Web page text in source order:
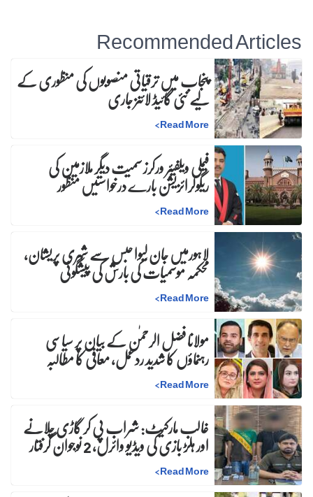
Recommended Articles
پنجاب میں ترقیاتی منصوبوں کی منظوری کے
لیے نئی گائیڈ لائنز جاری
Read More
>
فیملی ویلفیئر ورکرز سمیت دیگر ملازمین کی
ریگولرائزیشن بارے درخواستیں منظور
Read More
>
لاہورمیں جان لیوا حبس سے شہری پریشان،
محکمہ موسمیات کی بارش کی پیشگوئی
Read More
>
مولانا فضل الرحمٰن کے بیان پر سیاسی
رہنماؤں کا شدید ردعمل، معافی کا مطالبہ
Read More
>
غالب مارکیٹ: شراب پی کر گاڑی چلانے
اور ہلڑ بازی کی ویڈیو وائرل، 2 نوجوان گرفتار
Read More
>